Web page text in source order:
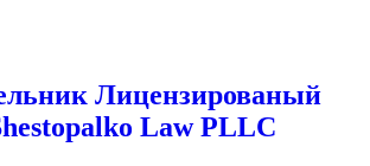
Лицензированый
Law PLLC